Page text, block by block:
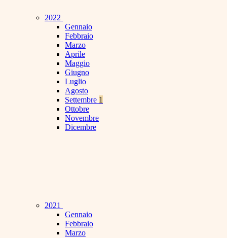
2022
Gennaio
Febbraio
Marzo
Aprile
Maggio
Giugno
Luglio
Agosto
Settembre 1
Ottobre
Novembre
Dicembre
2021
Gennaio
Febbraio
Marzo